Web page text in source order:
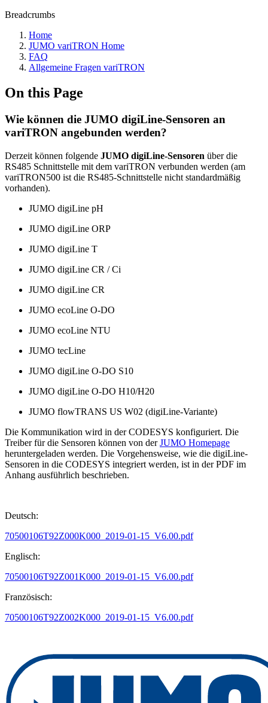
Breadcrumbs
Home
JUMO variTRON Home
FAQ
Allgemeine Fragen variTRON
On this Page
Wie können die JUMO digiLine-Sensoren an
variTRON angebunden werden?
Derzeit können folgende JUMO digiLine-Sensoren über die
RS485 Schnittstelle mit dem variTRON verbunden werden (am
variTRON500 ist die RS485-Schnittstelle nicht standardmäßig
vorhanden).
JUMO digiLine pH
JUMO digiLine ORP
JUMO digiLine T
JUMO digiLine CR / Ci
JUMO digiLine CR
JUMO ecoLine O-DO
JUMO ecoLine NTU
JUMO tecLine
JUMO digiLine O-DO S10
JUMO digiLine O-DO H10/H20
JUMO flowTRANS US W02 (digiLine-Variante)
Die Kommunikation wird in der CODESYS konfiguriert. Die
Treiber für die Sensoren können von derJUMO Homepage
heruntergeladen werden. Die Vorgehensweise, wie die digiLine-
Sensoren in die CODESYS integriert werden, ist in der PDF im
Anhang ausführlich beschrieben.
Deutsch:
70500106T92Z000K000_2019-01-15_V6.00.pdf
Englisch:
70500106T92Z001K000_2019-01-15_V6.00.pdf
Französisch:
70500106T92Z002K000_2019-01-15_V6.00.pdf